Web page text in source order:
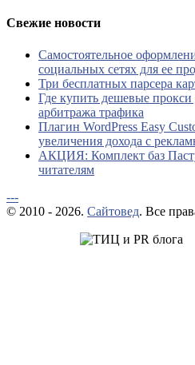
Свежие новости
Самостоятельное
социальных сетях для ее
Три бесплатных парсера
Где купить дешевые прокси
арбитража трафика
Плагин WordPress Easy
увеличения дохода с
АКЦИЯ: Комплект баз
читателям
---
© 2010 - 2026. Сайтовед. Все